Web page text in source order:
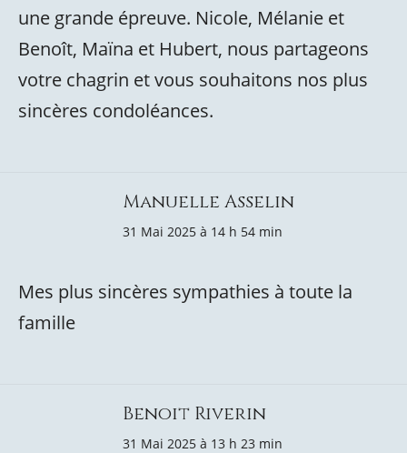
une grande épreuve. Nicole, Mélanie et
Benoît, Maïna et Hubert, nous partageons
votre chagrin et vous souhaitons nos plus
sincères condoléances.
Manuelle Asselin
31 Mai 2025 à 14 h 54 min
Mes plus sincères sympathies à toute la
famille
Benoit Riverin
31 Mai 2025 à 13 h 23 min